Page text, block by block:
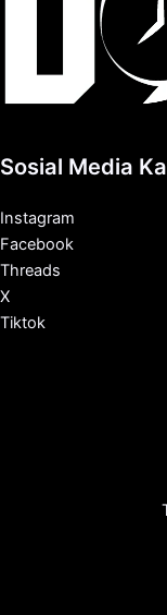
Sosial Media
Instagram
Facebook
Threads
X
Tiktok